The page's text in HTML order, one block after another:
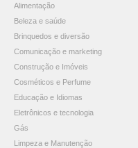
Alimentação
Beleza e saúde
Brinquedos e diversão
Comunicação e marketing
Construção e Imóveis
Cosméticos e Perfume
Educação e Idiomas
Eletrônicos e tecnologia
Gás
Limpeza e Manutenção